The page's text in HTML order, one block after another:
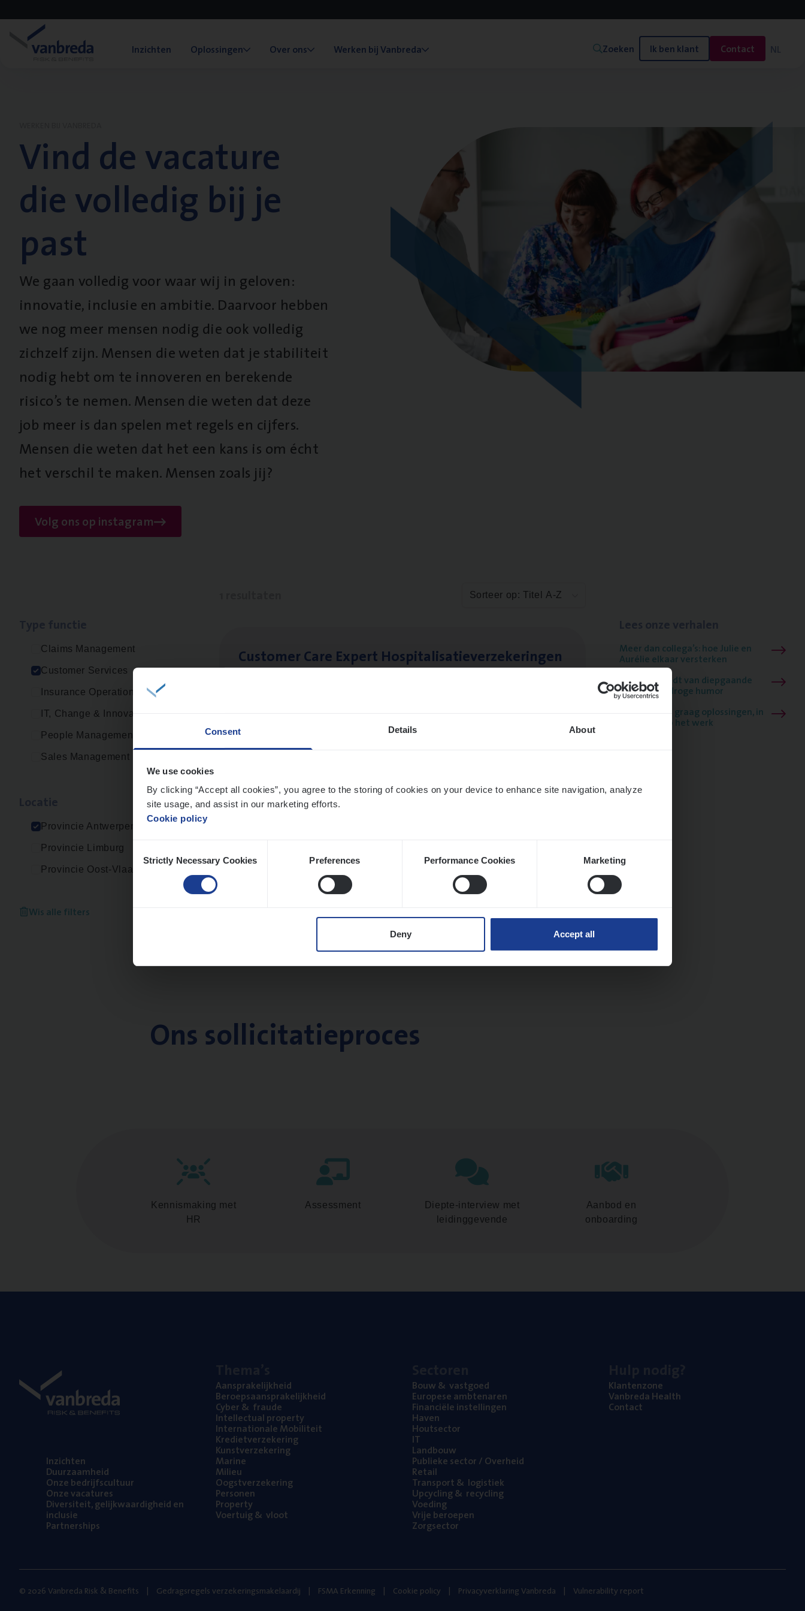
Consent Details About
We use cookies
By clicking “Accept all cookies”, you agree to the storing of cookies on your device to enhance site navigation, analyze
site usage, and assist in our marketing efforts.
Cookie policy
Selection
Strictly Necessary Cookies Preferences Performance Cookies Marketing
Deny Accept all
Inzichten Oplossingen Over ons Werken bij Vanbreda Zoeken Ik ben klant Contact NL
Vind de vacature
die volledig bij je
past
We gaan volledig voor waar wij in geloven:
innovatie, inclusie en ambitie. Daarvoor hebben
we nog meer mensen nodig die ook volledig
zichzelf zijn. Mensen die weten dat je stabiliteit
nodig hebt om te innoveren en berekende
risico’s te nemen. Mensen die weten dat deze
job meer is dan spelen met regels en cijfers.
Mensen die weten dat het een kans is om écht
het verschil te maken. Mensen zoals jij?
Volg ons op instagram
Claims Management
Customer Services
Insurance Operations
IT, Change & Innovation
People Management
Sales Management
Provincie Antwerpen
Provincie Limburg
Provincie Oost-Vlaanderen
Wis alle filters
Sorteer op: Titel A-Z
Cus­to­mer Care Expert Hospitalisatieverzekeringen Meer dan collega’s: hoe Julie en
Aurélie elkaar versterken
Mathias houdt van diepgaande
dossiers én droge humor
Thalia zoekt graag oplossingen, in
games én op het werk
Ons sollicitatieproces
Kennismaking met
HR
Assessment
Diepte-interview met
leidinggevende
Aanbod en
onboarding
Inzich­ten
Duur­zaam­heid
Onze bedrijfs­cul­tuur
Onze vaca­tu­res
Diver­si­teit, gelijk­waar­dig­heid en
inclusie
Part­ner­ships
Aan­spra­ke­lijk­heid
Beroeps­aan­spra­ke­lijk­heid
Cyber& fraude
Intel­lec­tu­al property
Inter­na­ti­o­na­le Mobiliteit
Kre­diet­ver­ze­ke­ring
Kunst­ver­ze­ke­ring
Mari­ne
Mili­eu
Oogst­ver­ze­ke­ring
Per­so­nen
Pro­per­ty
Voer­tuig& vloot
Bouw& vastgoed
Euro­pe­se ambtenaren
Finan­ci­ë­le instellingen
Haven
Hout­sec­tor
IT
Land­bouw
Publie­ke sec­tor / Overheid
Retail
Trans­port& logistiek
Upcy­cling& recycling
Voe­ding
Vrije beroe­pen
Zorg­sec­tor
Klan­ten­zo­ne
Van­b­re­da Health
Con­tact
© 2026 Vanbreda Risk & Benefits Gedragsregels verzekeringsmakelaardij FSMA Erkenning Cookie policy Privacyverklaring Vanbreda Vulnerability report